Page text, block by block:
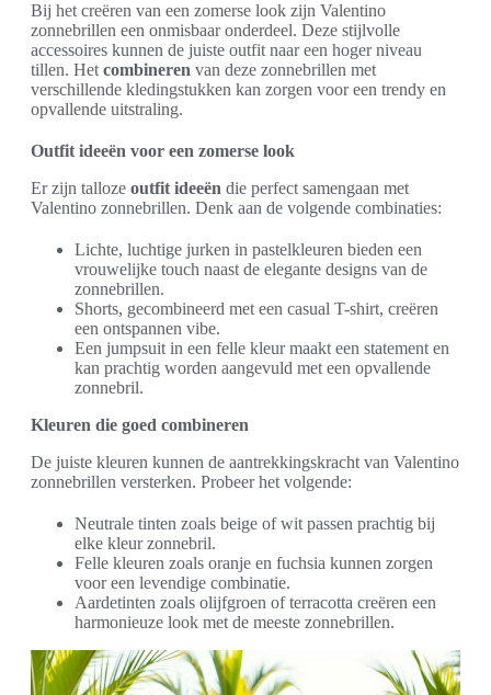
Bij het creëren van een zomerse look zijn Valentino
zonnebrillen een onmisbaar onderdeel. Deze stijlvolle
accessoires kunnen de juiste outfit naar een hoger niveau
tillen. Het combineren van deze zonnebrillen met
verschillende kledingstukken kan zorgen voor een trendy en
opvallende uitstraling.
Outfit ideeën voor een zomerse look
Er zijn talloze outfit ideeën die perfect samengaan met
Valentino zonnebrillen. Denk aan de volgende combinaties:
Lichte, luchtige jurken in pastelkleuren bieden een
vrouwelijke touch naast de elegante designs van de
zonnebrillen.
Shorts, gecombineerd met een casual T-shirt, creëren
een ontspannen vibe.
Een jumpsuit in een felle kleur maakt een statement en
kan prachtig worden aangevuld met een opvallende
zonnebril.
Kleuren die goed combineren
De juiste kleuren kunnen de aantrekkingskracht van Valentino
zonnebrillen versterken. Probeer het volgende:
Neutrale tinten zoals beige of wit passen prachtig bij
elke kleur zonnebril.
Felle kleuren zoals oranje en fuchsia kunnen zorgen
voor een levendige combinatie.
Aardetinten zoals olijfgroen of terracotta creëren een
harmonieuze look met de meeste zonnebrillen.